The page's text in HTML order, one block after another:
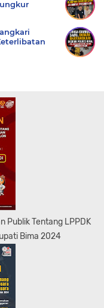
Publik Tentang LPPDK
Bima 2024